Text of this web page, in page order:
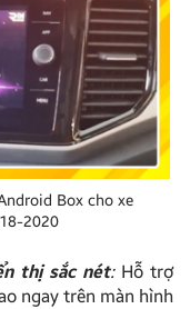
Box cho xe
2020
thị sắc nét:Hỗ trợ
ngay trên màn hình